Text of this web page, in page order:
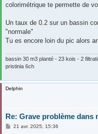
colorimétrique te permette de
Un taux de 0.2 sur un bassin
"normale"
Tu es encore loin du pic alors
bassin 30 m3 planté - 23 kois - 2
pristinia 6ch
Delphin
Re: Grave problème dans
M21 avr. 2025, 15:36